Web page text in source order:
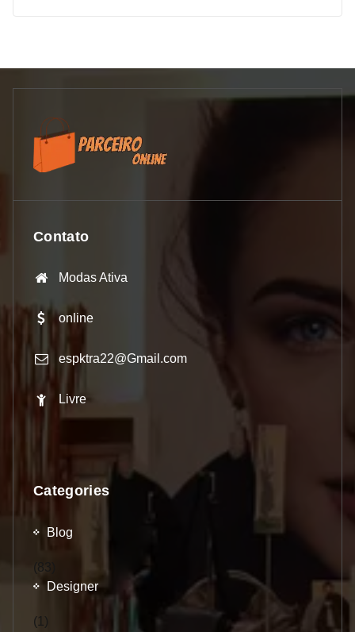
Contato
Modas Ativa
online
espktra22@Gmail.com
Livre
Categories
Blog
(83)
Designer
(1)